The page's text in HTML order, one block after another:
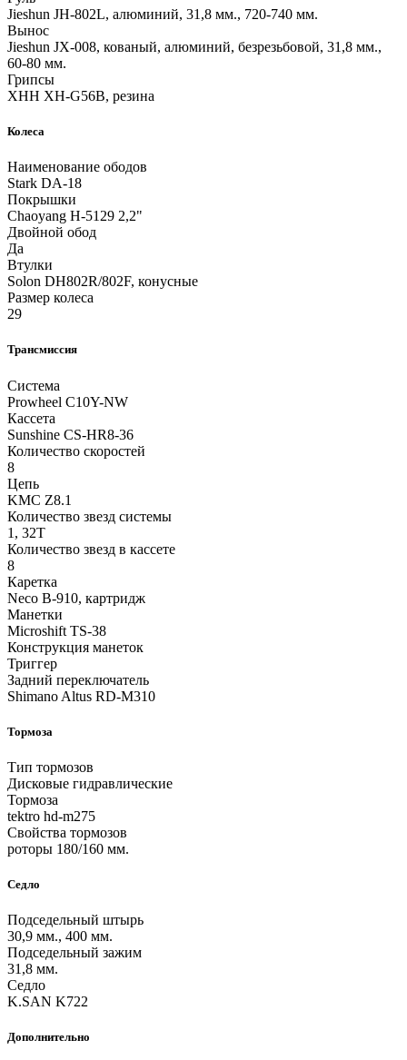
Jieshun JH-802L, алюминий, 31,8 мм., 720-740 мм.
Вынос
Jieshun JX-008, кованый, алюминий, безрезьбовой, 31,8 мм.,
60-80 мм.
Грипсы
XHH XH-G56B, резина
Колеса
Наименование ободов
Stark DA-18
Покрышки
Chaoyang H-5129 2,2"
Двойной обод
Да
Втулки
Solon DH802R/802F, конусные
Размер колеса
29
Трансмиссия
Система
Prowheel C10Y-NW
Кассета
Sunshine CS-HR8-36
Количество скоростей
8
Цепь
KMC Z8.1
Количество звезд системы
1, 32T
Количество звезд в кассете
8
Каретка
Neco B-910, картридж
Манетки
Microshift TS-38
Конструкция манеток
Триггер
Задний переключатель
Shimano Altus RD-M310
Тормоза
Тип тормозов
Дисковые гидравлические
Тормоза
tektro hd-m275
Свойства тормозов
роторы 180/160 мм.
Седло
Подседельный штырь
30,9 мм., 400 мм.
Подседельный зажим
31,8 мм.
Седло
K.SAN K722
Дополнительно